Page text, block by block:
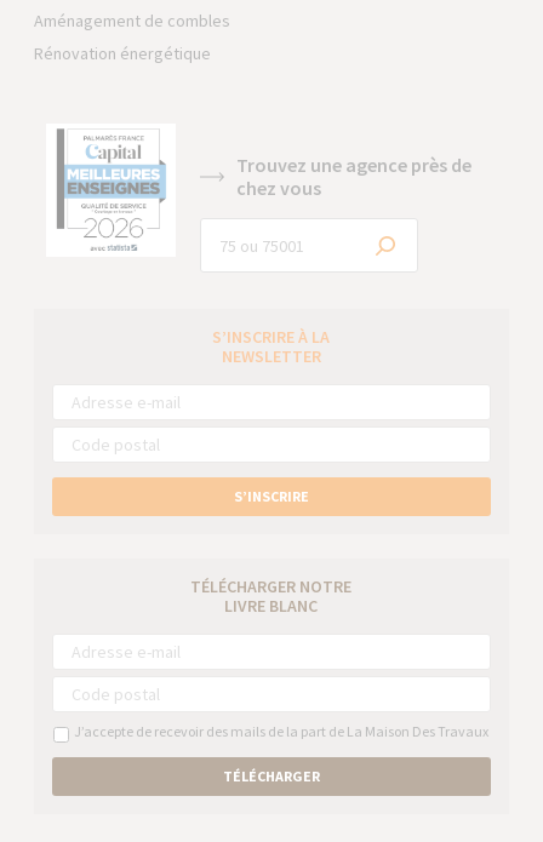
Aménagement de combles
Rénovation énergétique
Trouvez une agence près de
chez vous
S’INSCRIRE À LA
NEWSLETTER
S’INSCRIRE
TÉLÉCHARGER NOTRE
LIVRE BLANC
J’accepte de recevoir des mails de la part de La Maison Des Travaux
TÉLÉCHARGER